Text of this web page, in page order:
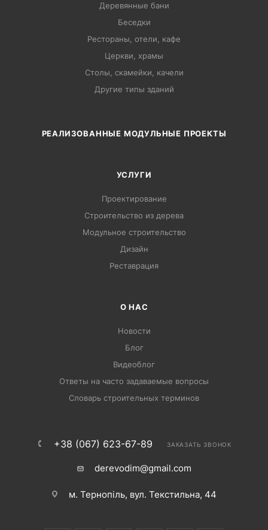
Деревянные бани
Беседки
Рестораны, отели, кафе
Церкви, храмы
Столы, скамейки, качели
Другие типы зданий
РЕАЛИЗОВАННЫЕ МОДУЛЬНЫЕ ПРОЕКТЫ
УСЛУГИ
Проектирование
Строительство из дерева
Модульное строительство
Дизайн
Pеставрация
О НАС
Новости
Блог
Видеоблог
Ответы на часто задаваемые вопросы
Словарь строительных терминов
+38 (067) 623-67-89 ЗАКАЗАТЬ ЗВОНОК
derevodim@gmail.com
м. Тернопіль, вул. Текстильна, 44